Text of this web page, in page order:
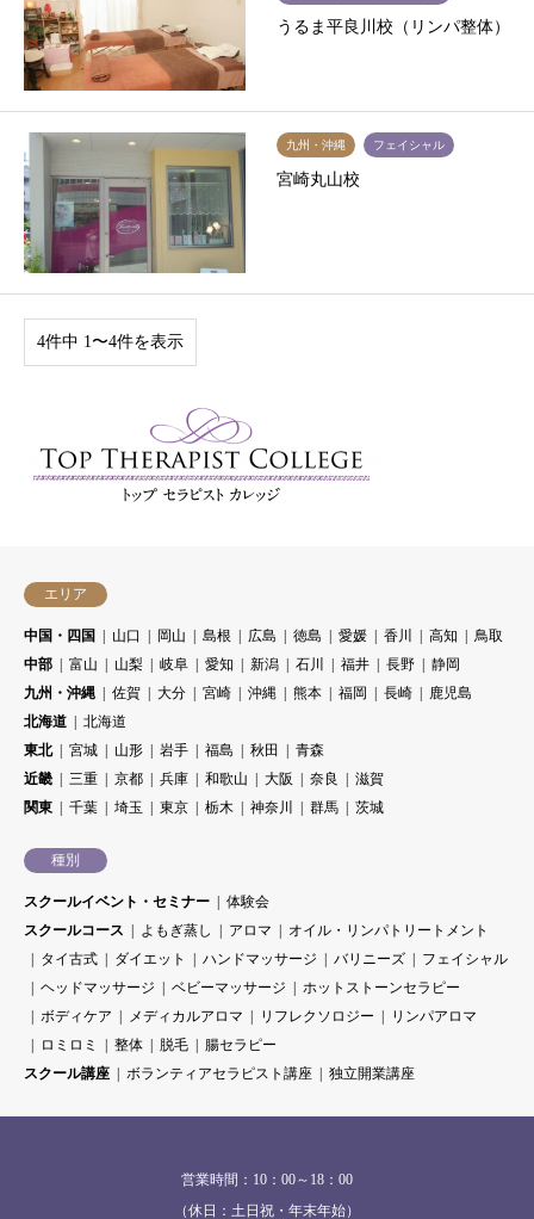
うるま平良川校（リンパ整体）
九州・沖縄 フェイシャル
宮崎丸山校
4件中 1〜4件を表示
エリア
中国・四国 山口 岡山 島根 広島 徳島 愛媛 香川 高知
鳥取
中部
富山 山梨 岐阜 愛知 新潟 石川 福井 長野
静岡
九州・沖縄
佐賀 大分 宮崎 沖縄 熊本 福岡 長崎
鹿児島
北海道
北海道
東北
宮城 山形 岩手 福島 秋田
青森
近畿
三重 京都 兵庫 和歌山 大阪 奈良
滋賀
関東
千葉 埼玉 東京 栃木 神奈川 群馬 茨城
種別
スクールイベント・セミナー
体験会
スクールコース
よもぎ蒸し アロマ
オイル・リンパトリートメント
タイ古式
ダイエット ハンドマッサージ バリニーズ
フェイシャル
ヘッドマッサージ
ベビーマッサージ
ホットストーンセラピー
ボディケア
メディカルアロマ リフレクソロジー
リンパアロマ
ロミロミ
整体 脱毛
腸セラピー
スクール講座
ボランティアセラピスト講座 独立開業講座
営業時間：10：00～18：00
（休日：土日祝・年末年始）